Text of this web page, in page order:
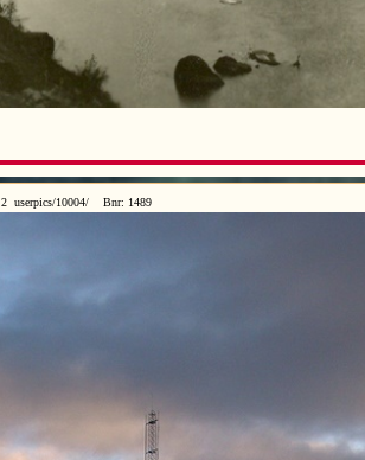
2 userpics/10004/ Bnr: 1489